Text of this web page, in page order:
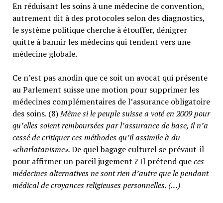
En réduisant les soins à une médecine de convention,
autrement dit à des protocoles selon des diagnostics,
le système politique cherche à étouffer, dénigrer
quitte à bannir les médecins qui tendent vers une
médecine globale.
Ce n’est pas anodin que ce soit un avocat qui présente
au Parlement suisse une motion pour supprimer les
médecines complémentaires de l’assurance obligatoire
des soins. (8)Même si le peuple suisse a voté en 2009 pour
qu’elles soient remboursées par l’assurance de base, il n’a
cessé de critiquer ces méthodes qu’il assimile à du
«charlatanisme».De quel bagage culturel se prévaut-il
pour affirmer un pareil jugement ? Il prétend queces
médecines alternatives ne sont rien d’autre que le pendant
médical de croyances religieuses personnelles. (…)